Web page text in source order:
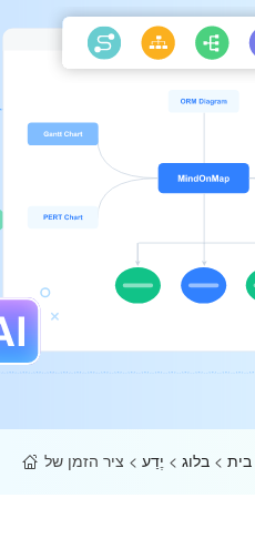
בית > בלוג > יֶדַע >